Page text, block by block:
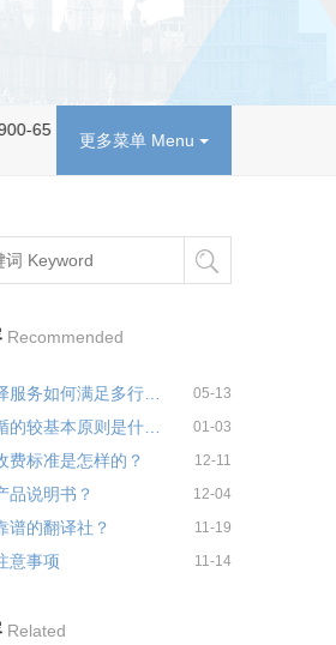
更多菜单 Menu
Recommended
05-13
01-03
费标准是怎样的？ 12-11
品说明书？ 12-04
谱的翻译社？ 11-19
意事项 11-14
Related